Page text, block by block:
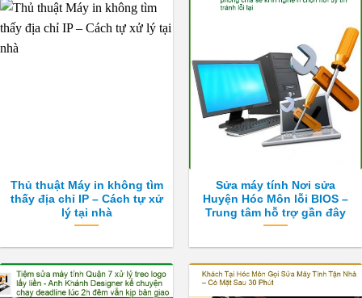
Thủ thuật Máy in không tìm
thấy địa chỉ IP – Cách tự xử
lý tại nhà
Sửa máy tính Nơi sửa
Huyện Hóc Môn lỗi BIOS –
Trung tâm hỗ trợ gần đây